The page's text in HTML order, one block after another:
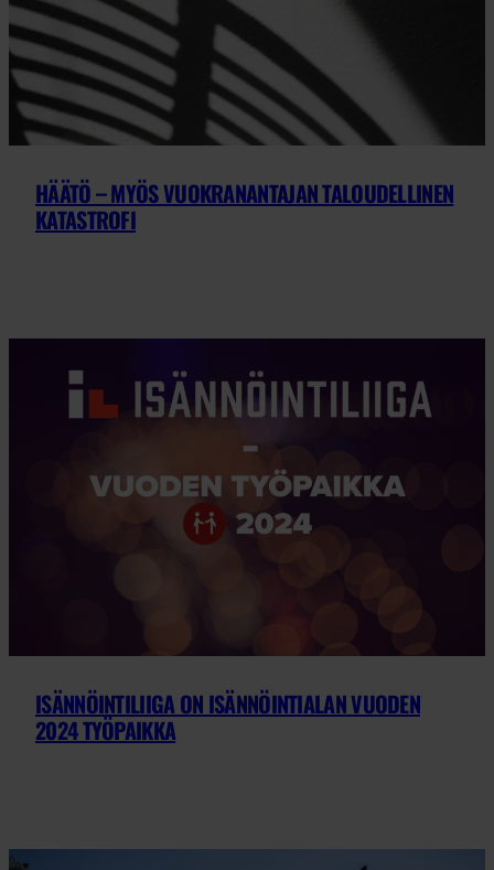
HÄÄTÖ – MYÖS VUOKRANANTAJAN TALOUDELLINEN
KATASTROFI
ISÄNNÖINTILIIGA ON ISÄNNÖINTIALAN VUODEN
2024 TYÖPAIKKA